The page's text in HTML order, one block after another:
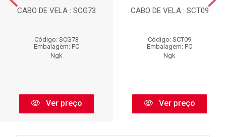
CABO DE VELA : SCG73
Código: SCG73
Embalagem: PC
Ngk
Ver preço
CABO DE VELA : SCT09
Código: SCT09
Embalagem: PC
Ngk
Ver preço